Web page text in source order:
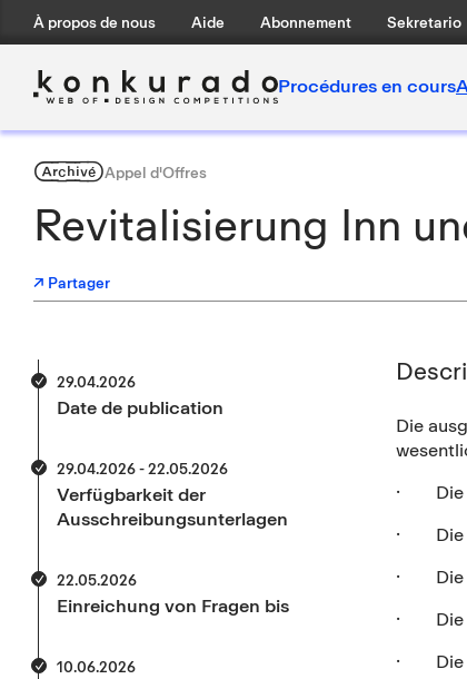
À propos de nous Aide Abonnement Sekretario
Procédures en cours
ArchivéAppel d'Offres
Revitalisierung Inn
↗ Partager
29.04.2026
Date de publication
29.04.2026 - 22.05.2026
Verfügbarkeit der
Ausschreibungsunterlagen
22.05.2026
Einreichung von Fragen bis
10.06.2026
Die
· Die
· Die
· Die
· Die
· Die